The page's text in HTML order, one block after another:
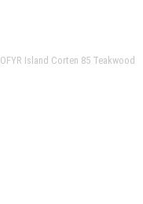
OFYR Island Corten 85 Teakwood